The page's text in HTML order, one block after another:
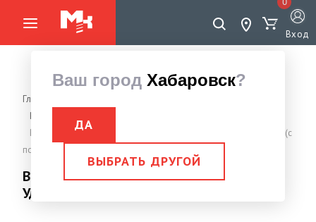
Ваш город Хабаровск?
ДА
ВЫБРАТЬ ДРУГОЙ
Вход
Главная страница
Весы электронные крановые
Весы электронные крановые ВЭК- 5000 Ударопрочные 5,0 тн (с
поверкой)
Весы электронные крановые ВЭК- 5000
Ударопрочные 5,0 тн (с поверкой)